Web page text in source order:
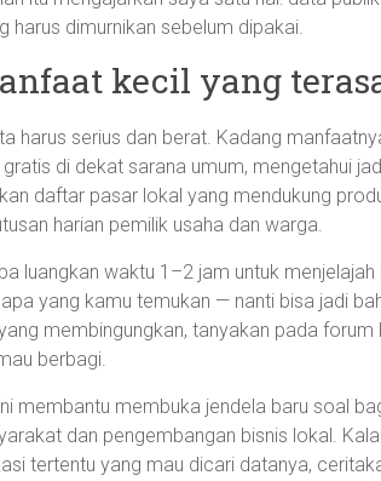
harus dimurnikan sebelum dipakai.
kecil yang
harus serius dan berat. Kadang
di dekat sarana umum, mengetahui
daftar pasar lokal yang mendukung
harian pemilik usaha dan warga.
luangkan waktu 1–2 jam untuk
yang kamu temukan — nanti bisa jadi
membingungkan, tanyakan pada
berbagi.
membantu membuka jendela baru soal
dan pengembangan bisnis lokal.
tertentu yang mau dicari datanya,